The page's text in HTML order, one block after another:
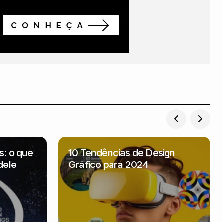
xD
sempre esta muito ligado ao
sem “compromisso”(se rolar algo,
o que
10 Tendências de Design
Gráfico para 2024